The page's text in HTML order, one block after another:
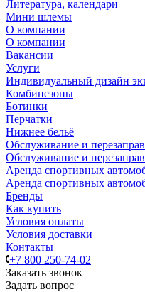
Литература, календари
Мини шлемы
О компании
О компании
Вакансии
Услуги
Индивидуальный дизайн
Комбинезоны
Ботинки
Перчатки
Нижнее бельё
Обслуживание и
Обслуживание и
Аренда спортивных
Аренда спортивных
Бренды
Как купить
Условия оплаты
Условия доставки
Контакты
+7 800 250-74-02
Заказать звонок
Задать вопрос